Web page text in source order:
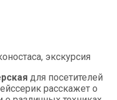
экскурсия
для посетителей
расскажет о